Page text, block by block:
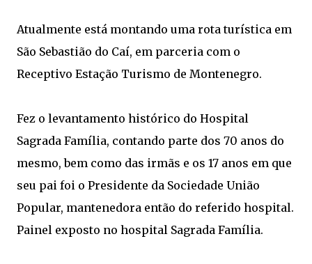
Atualmente está montando uma rota turística em
São Sebastião do Caí, em parceria com o
Receptivo Estação Turismo de Montenegro.
Fez o levantamento histórico do Hospital
Sagrada Família, contando parte dos 70 anos do
mesmo, bem como das irmãs e os 17 anos em que
seu pai foi o Presidente da Sociedade União
Popular, mantenedora então do referido hospital.
Painel exposto no hospital Sagrada Família.